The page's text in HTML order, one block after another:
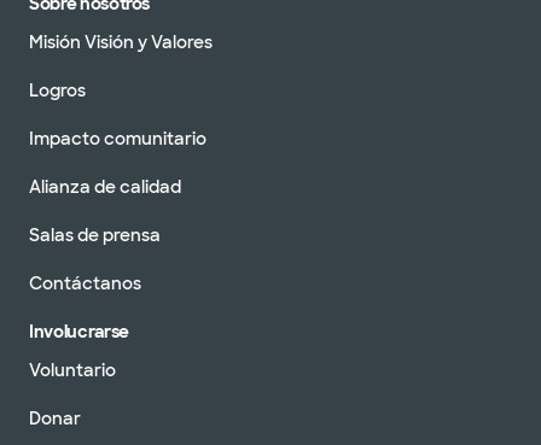
Misión Visión y Valores
Logros
Impacto comunitario
Alianza de calidad
Salas de prensa
Contáctanos
Involucrarse
Voluntario
Donar